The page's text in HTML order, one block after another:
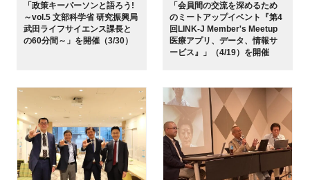
プログラム
ニュース・掲示板
LINK-Jを知る
特別会員
「政策キーパーソンと語ろう!
～vol.5 文部科学省 研究振興局
武田ライフサイエンス課長と
の60分間～」を開催（3/30）
「会員間の交流を深めるため
のミートアップイベント『第4
回LINK-J Member's Meetup
医療アプリ、データ、情報サ
ービス』」（4/19）を開催